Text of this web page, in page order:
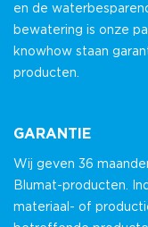
en de
bewatering is onze
knowhow staan
producten.
GARANTIE
Wij geven 36
Blumat-producten.
materiaal- of